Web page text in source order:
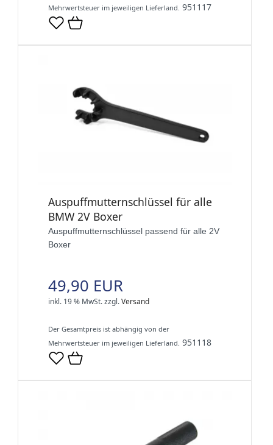
Mehrwertsteuer im jeweiligen Lieferland. 951117
Auspuffmutternschlüssel für alle
BMW 2V Boxer
Auspuffmutternschlüssel passend für alle 2V
Boxer
49,90 EUR
inkl. 19 % MwSt.zzgl.Versand
Der Gesamtpreis ist abhängig von der
Mehrwertsteuer im jeweiligen Lieferland. 951118